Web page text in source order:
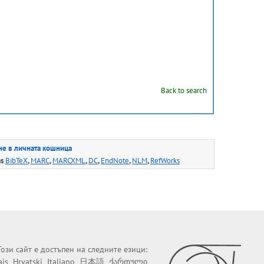
Back to search
в личната кошница
BibTeX,MARC,MARCXML,DC,EndNote,NLM,RefWorks
сайт е достъпен на следните езици:
Hrvatski Italiano 日本語 ქართული